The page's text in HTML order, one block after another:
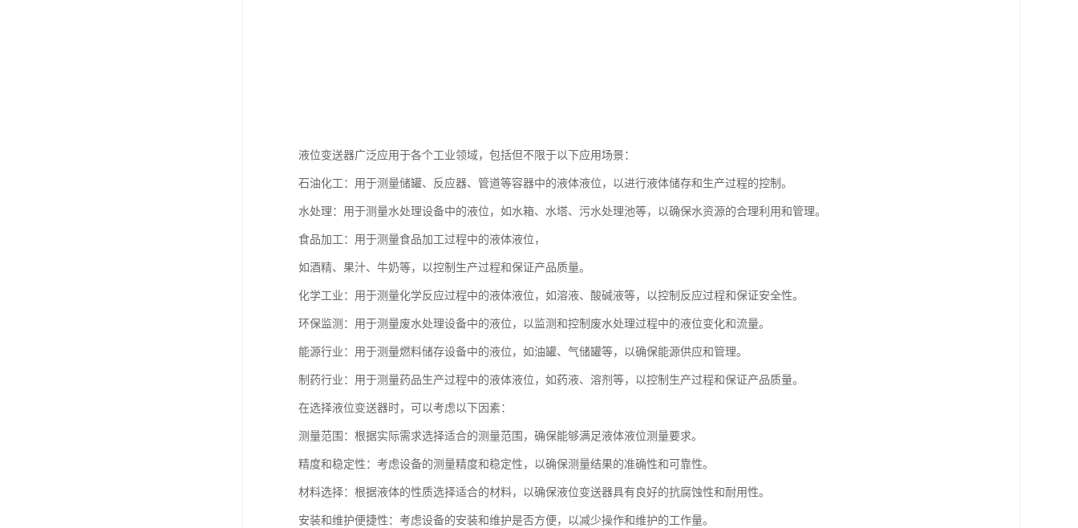
液位变送器广泛应用于各个工业领域，包括但不限于以下应用场景：
石油化工：用于测量储罐、反应器、管道等容器中的液体液位，以进行液体储存和生产过程的控制。
水处理：用于测量水处理设备中的液位，如水箱、水塔、污水处理池等，以确保水资源的合理利用和管理。
食品加工：用于测量食品加工过程中的液体液位，
如酒精、果汁、牛奶等，以控制生产过程和保证产品质量。
化学工业：用于测量化学反应过程中的液体液位，如溶液、酸碱液等，以控制反应过程和保证安全性。
环保监测：用于测量废水处理设备中的液位，以监测和控制废水处理过程中的液位变化和流量。
能源行业：用于测量燃料储存设备中的液位，如油罐、气储罐等，以确保能源供应和管理。
制药行业：用于测量药品生产过程中的液体液位，如药液、溶剂等，以控制生产过程和保证产品质量。
在选择液位变送器时，可以考虑以下因素：
测量范围：根据实际需求选择适合的测量范围，确保能够满足液体液位测量要求。
精度和稳定性：考虑设备的测量精度和稳定性，以确保测量结果的准确性和可靠性。
材料选择：根据液体的性质选择适合的材料，以确保液位变送器具有良好的抗腐蚀性和耐用性。
安装和维护便捷性：考虑设备的安装和维护是否方便，以减少操作和维护的工作量。